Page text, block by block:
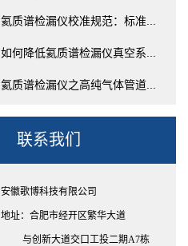
氦质谱检漏仪校准规范：标准...
如何降低氦质谱检漏仪真空系...
氦质谱检漏仪之高纯气体管道...
联系我们
安徽歌博科技有限公司
地址：合肥市经开区繁华大道
与创新大道交口工投二期A7栋